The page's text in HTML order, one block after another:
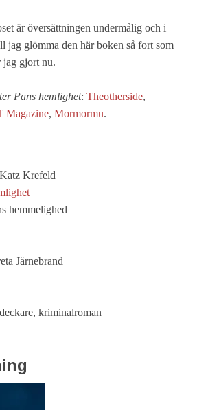
är översättningen undermålig och i
jag glömma den här boken så fort som
jag gjort nu.
Pans hemlighet: Theotherside,
Magazine, Mormormu.
Krefeld
hemmelighed
Järnebrand
kriminalroman